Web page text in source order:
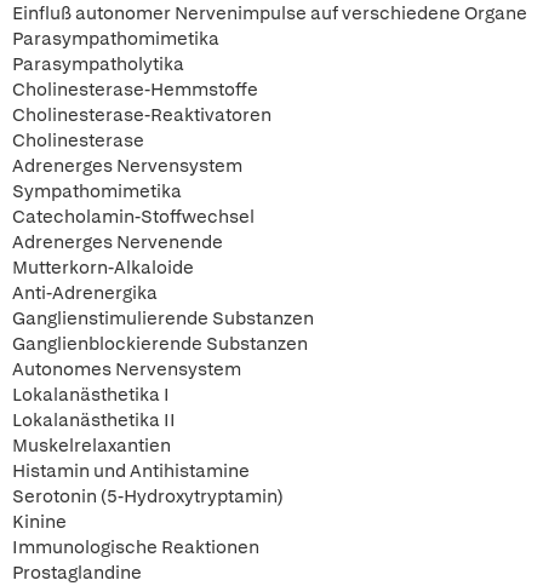
Einfluß autonomer Nervenimpulse auf verschiedene Organe
Parasympathomimetika
Parasympatholytika
Cholinesterase-Hemmstoffe
Cholinesterase-Reaktivatoren
Cholinesterase
Adrenerges Nervensystem
Sympathomimetika
Catecholamin-Stoffwechsel
Adrenerges Nervenende
Mutterkorn-Alkaloide
Anti-Adrenergika
Ganglienstimulierende Substanzen
Ganglienblockierende Substanzen
Autonomes Nervensystem
Lokalanästhetika I
Lokalanästhetika II
Muskelrelaxantien
Histamin und Antihistamine
Serotonin (5-Hydroxytryptamin)
Kinine
Immunologische Reaktionen
Prostaglandine